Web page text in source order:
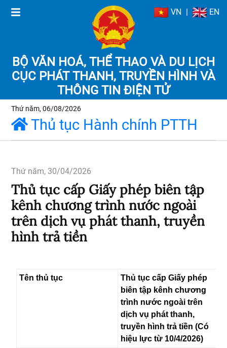
VN | EN
BỘ VĂN HOÁ, THỂ THAO VÀ DU LỊCH
CỤC PHÁT THANH, TRUYỀN HÌNH VÀ
THÔNG TIN ĐIỆN TỬ
Thứ năm, 06/08/2026
Thủ tục Hành chính PTTH
Thứ năm, 30/04/2026
Thủ tục cấp Giấy phép biên tập
kênh chương trình nước ngoài
trên dịch vụ phát thanh, truyền
hình trả tiền
Tên thủ tục
Thủ tục cấp Giấy phép
biên tập kênh chương
trình nước ngoài trên
dịch vụ phát thanh,
truyền hình trả tiền (Có
hiệu lực từ 10/4/2026)